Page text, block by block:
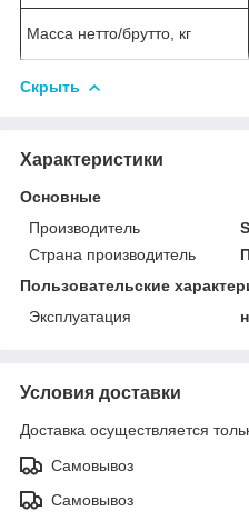
Масса нетто/брутто, кг
Скрыть
Характеристики
Основные
Производитель
Страна производитель
Пользовательские
Эксплуатация
Условия доставки
Доставка осуществляется
Самовывоз
Самовывоз